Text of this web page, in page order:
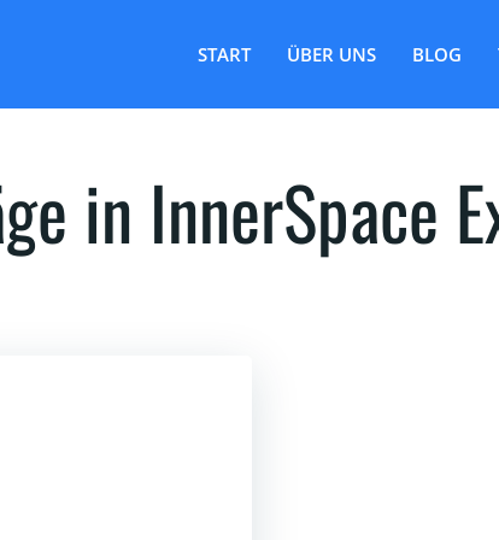
START ÜBER UNS BLOG
in InnerSpace